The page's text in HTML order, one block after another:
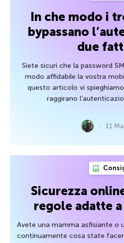
In che modo i
bypassano
due
Siete sicuri che la password
modo affidabile la vostra
questo articolo vi
raggirano
11
Sicurezza
regole adatte
Avete una mamma asfisiante o
continuamente cosa state